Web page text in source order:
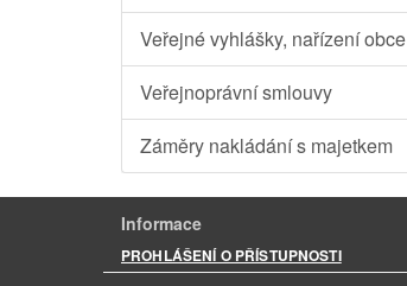
Veřejné vyhlášky, nařízení obce
Veřejnoprávní smlouvy
Záměry nakládání s majetkem
Informace
PROHLÁŠENÍ O PŘÍSTUPNOSTI